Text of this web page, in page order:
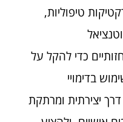
טיפוליות,
כדי להקל על
בדימויי
יצירתית ומרתקת